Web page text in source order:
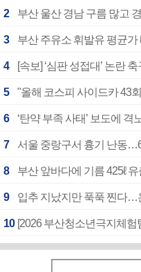
2
3 부산 주유소 휘발유 평균
4
5 "올해 코스피 사이드카 43
6
7 서울 중랑구서 흉기 난동
8 부산 앞바다에 기름 425ℓ
9 입추 지났지만 푹푹 찐다…
10